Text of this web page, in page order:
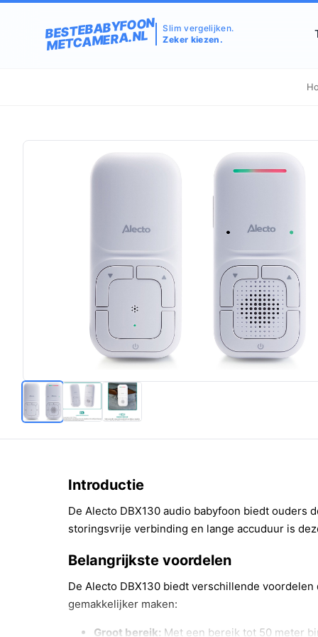
BESTEBABYFOON
METCAMERA.NL
Slim vergelijken.
Zeker kiezen.
Introductie
De Alecto DBX130 audio babyfoon biedt ouders
storingsvrije verbinding en lange accuduur is
Belangrijkste voordelen
De Alecto DBX130 biedt verschillende
gemakkelijker maken:
Groot bereik: Met een bereik tot 50 meter